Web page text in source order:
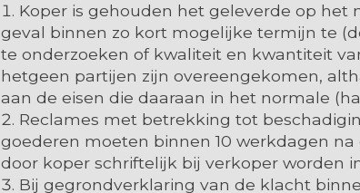
Koper is gehouden het geleverde op
geval binnen zo kort mogelijke termijn te
te onderzoeken of kwaliteit en kwantiteit
hetgeen partijen zijn overeengekomen,
aan de eisen die daaraan in het normale
Reclames met betrekking tot
goederen moeten binnen 10 werkdagen
door koper schriftelijk bij verkoper worden
Bij gegrondverklaring van de klacht